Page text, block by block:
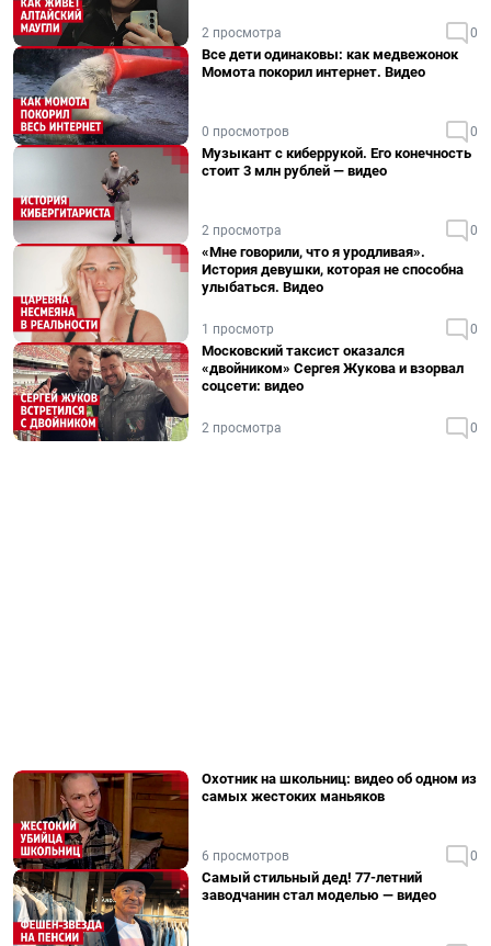
2 просмотра 0
Все дети одинаковы: как медвежонок
Момота покорил интернет. Видео
0 просмотров 0
Музыкант с киберрукой. Его конечность
стоит 3 млн рублей — видео
2 просмотра 0
«Мне говорили, что я уродливая».
История девушки, которая не способна
улыбаться. Видео
1 просмотр 0
Московский таксист оказался
«двойником» Сергея Жукова и взорвал
соцсети: видео
2 просмотра 0
Охотник на школьниц: видео об одном из
самых жестоких маньяков
6 просмотров 0
Самый стильный дед! 77-летний
заводчанин стал моделью — видео